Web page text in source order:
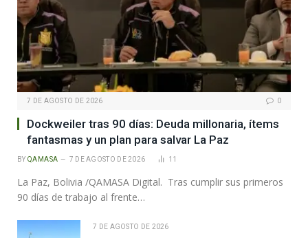
7 DE AGOSTO DE 2026 0
Dockweiler tras 90 días: Deuda millonaria, ítems
fantasmas y un plan para salvar La Paz
BY QAMASA 7 DE AGOSTO DE 2026 11
La Paz, Bolivia /QAMASA Digital. Tras cumplir sus primeros
90 días de trabajo al frente…
7 DE AGOSTO DE 2026